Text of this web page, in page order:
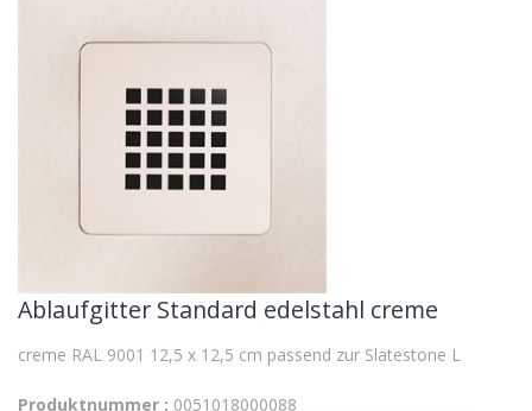
Ablaufgitter Standard edelstahl creme
creme RAL 9001 12,5 x 12,5 cm passend zur Slatestone L
Produktnummer : 0051018000088